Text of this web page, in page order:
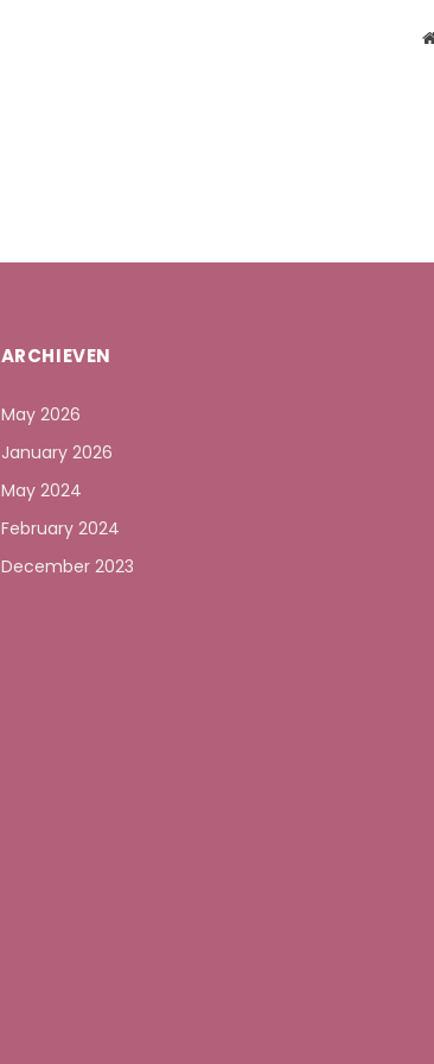
ARCHIEVEN
May 2026
January 2026
May 2024
February 2024
December 2023